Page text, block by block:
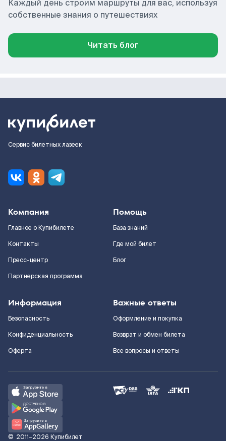
Каждый день строим маршруты для вас, используя
собственные знания о путешествиях
Читать блог
Сервис билетных лазеек
Компания
Главное о Купибилете
Контакты
Пресс-центр
Партнерская программа
Помощь
База знаний
Где мой билет
Блог
Информация
Безопасность
Конфиденциальность
Оферта
Важные ответы
Оформление и покупка
Возврат и обмен билета
Все вопросы и ответы
© 2011–2026 Купибилет